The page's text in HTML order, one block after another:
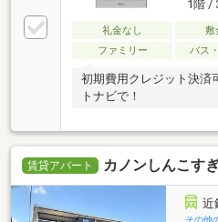
1階 /
礼金なし 敷
ファミリー
バス
初期費用クレジット決
トナビで！
賃貸アパート カノンしんこす
近
その他